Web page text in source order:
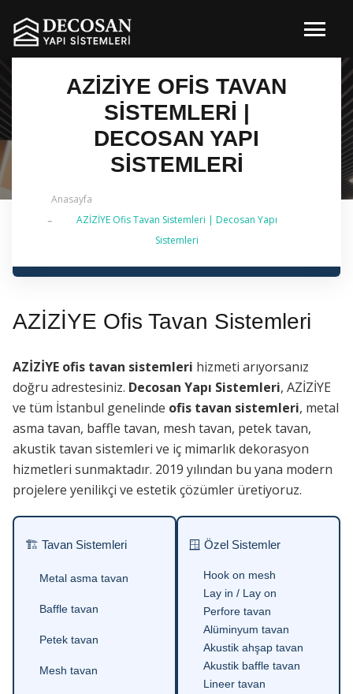
AZİZİYE OFIS TAVAN
SISTEMLERI |
DECOSAN YAPI
SISTEMLERI
Anasayfa
AZİZİYE Ofis Tavan Sistemleri | Decosan Yapı
Sistemleri
✔ 2026 Güncel — İstanbul Genelinde Metal Asma
AZİZİYE Ofis Tavan Sistemleri
AZİZİYE ofis tavan sistemleri hizmeti arıyorsanız
doğru adrestesiniz. Decosan Yapı Sistemleri, AZİZİYE
ve tüm İstanbul genelinde ofis tavan sistemleri, metal
asma tavan, baffle tavan, mesh tavan, petek tavan,
akustik tavan sistemleri ve iç mimarlık dekorasyon
hizmetleri sunmaktadır. 2019 yılından bu yana modern
projelere yenilikçi ve estetik çözümler üretiyoruz.
🏗 Tavan Sistemleri
Metal asma tavan
Baffle tavan
Petek tavan
Mesh tavan
🪟 Özel Sistemler
Hook on mesh
Lay in / Lay on
Perfore tavan
Alüminyum tavan
Akustik ahşap tavan
Akustik baffle tavan
Lineer tavan